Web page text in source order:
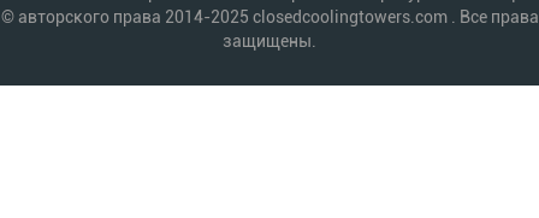
© авторского права 2014-2025 closedcoolingtowers.com . Все права
защищены.